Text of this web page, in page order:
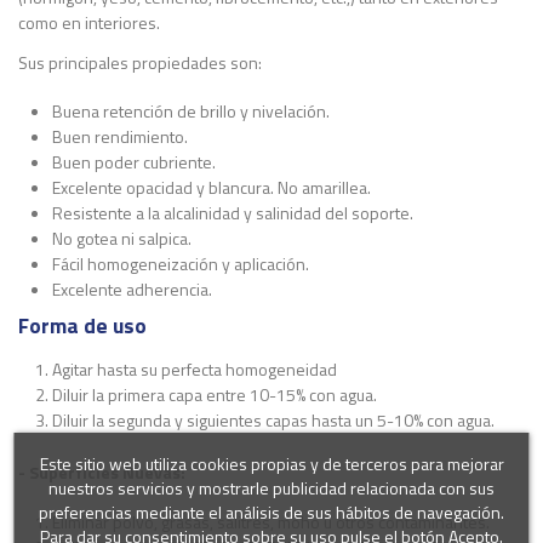
como en interiores.
Sus principales propiedades son:
Buena retención de brillo y nivelación.
Buen rendimiento.
Buen poder cubriente.
Excelente opacidad y blancura. No amarillea.
Resistente a la alcalinidad y salinidad del soporte.
No gotea ni salpica.
Fácil homogeneización y aplicación.
Excelente adherencia.
Forma de uso
Agitar hasta su perfecta homogeneidad
Diluir la primera capa entre 10-15% con agua.
Diluir la segunda y siguientes capas hasta un 5-10% con agua.
- Superficies Nuevas:
Eliminar polvo, grasas, salitres, moho u otros contaminantes.
Este sitio web utiliza cookies propias y de terceros para mejorar
nuestros servicios y mostrarle publicidad relacionada con sus
preferencias mediante el análisis de sus hábitos de navegación.
Para dar su consentimiento sobre su uso pulse el botón Acepto.